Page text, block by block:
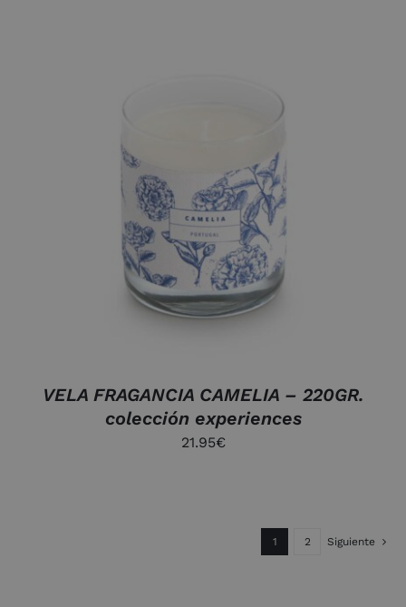
AÑADIR AL CARRITO
/
VELA FRAGANCIA CAMELIA – 220GR.
colección experiences
21.95€
1 2 Siguiente